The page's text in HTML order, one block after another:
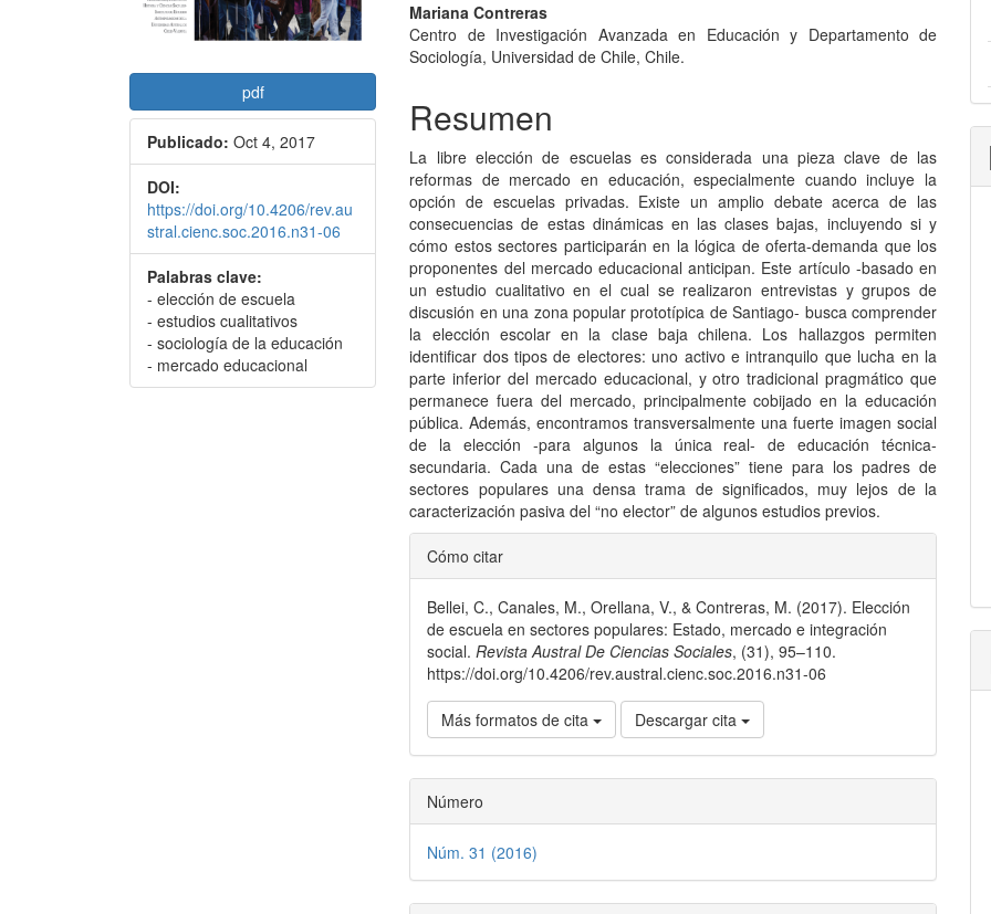
pdf
Publicado: Oct 4, 2017
DOI:
https://doi.org/10.4206/rev.au
stral.cienc.soc.2016.n31-06
Palabras clave:
- elección de escuela
- estudios cualitativos
- sociología de la educación
- mercado educacional
Mariana Contreras
Centro de Investigación Avanzada en Educación y Departamento de
Sociología, Universidad de Chile, Chile.
Resumen
La libre elección de escuelas es considerada una pieza clave de las
reformas de mercado en educación, especialmente cuando incluye la
opción de escuelas privadas. Existe un amplio debate acerca de las
consecuencias de estas dinámicas en las clases bajas, incluyendo si y
cómo estos sectores participarán en la lógica de oferta-demanda que los
proponentes del mercado educacional anticipan. Este artículo -basado en
un estudio cualitativo en el cual se realizaron entrevistas y grupos de
discusión en una zona popular prototípica de Santiago- busca comprender
la elección escolar en la clase baja chilena. Los hallazgos permiten
identificar dos tipos de electores: uno activo e intranquilo que lucha en la
parte inferior del mercado educacional, y otro tradicional pragmático que
permanece fuera del mercado, principalmente cobijado en la educación
pública. Además, encontramos transversalmente una fuerte imagen social
de la elección -para algunos la única real- de educación técnica-
secundaria. Cada una de estas “elecciones” tiene para los padres de
sectores populares una densa trama de significados, muy lejos de la
caracterización pasiva del “no elector” de algunos estudios previos.
Detalles
del
artículo
Cómo citar
Bellei, C., Canales, M., Orellana, V., & Contreras, M. (2017). Elección
de escuela en sectores populares: Estado, mercado e integración
social.Revista Austral De Ciencias Sociales, (31), 95–110.
https://doi.org/10.4206/rev.austral.cienc.soc.2016.n31-06
Más formatos de cita Descargar cita
Número
Núm. 31 (2016)